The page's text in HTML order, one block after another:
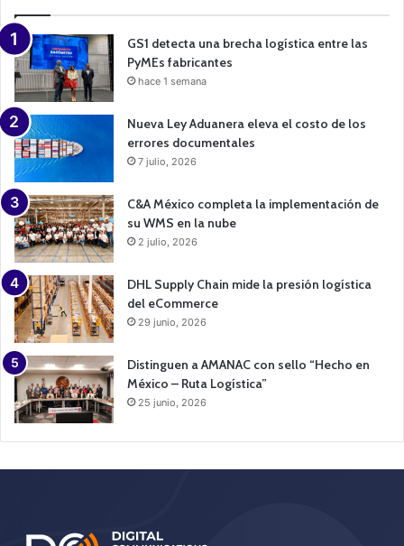
n
GS1 detecta una brecha logística entre las
PyMEs fabricantes
hace 1 semana
Nueva Ley Aduanera eleva el costo de los
errores documentales
7 julio, 2026
C&A México completa la implementación de
su WMS en la nube
2 julio, 2026
DHL Supply Chain mide la presión logística
del eCommerce
29 junio, 2026
Distinguen a AMANAC con sello “Hecho en
México – Ruta Logística”
25 junio, 2026